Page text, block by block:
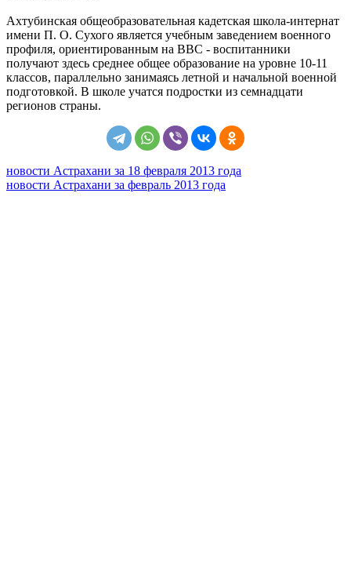
Ахтубинская общеобразовательная кадетская школа-интернат
имени П. О. Сухого является учебным заведением военного
профиля, ориентированным на ВВС - воспитанники
получают здесь среднее общее образование на уровне 10-11
классов, параллельно занимаясь летной и начальной военной
подготовкой. В школе учатся подростки из семнадцати
регионов страны.
новости Астрахани за 18 февраля 2013 года
новости Астрахани за февраль 2013 года